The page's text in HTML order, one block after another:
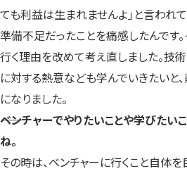
ても利益は生まれませんよ」と言われて
準備不足だったことを痛感したんです
行く理由を改めて考え直しました。技
に対する熱意なども学んでいきたいと
になりました。
――ベンチャーでやりたいことや学びたい
ね。
その時は、ベンチャーに行くこと自体